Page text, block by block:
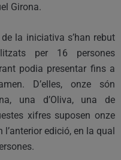
Girona.
la iniciativa s’han rebut
per 16 persones
podia presentar fins a
D’elles, onze són
una d’Oliva, una de
xifres suposen onze
edició, en la qual